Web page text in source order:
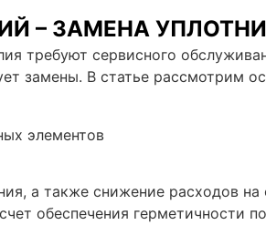
– ЗАМЕНА
требуют сервисного
замены. В статье рассмотрим
элементов
а также снижение расходов
обеспечения герметичности